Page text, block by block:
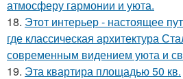
атмосферу гармонии и уюта.
18. Этот интерьер - настоящее
где классическая архитектура
современным видением уюта и
19. Эта квартира площадью 50 кв.